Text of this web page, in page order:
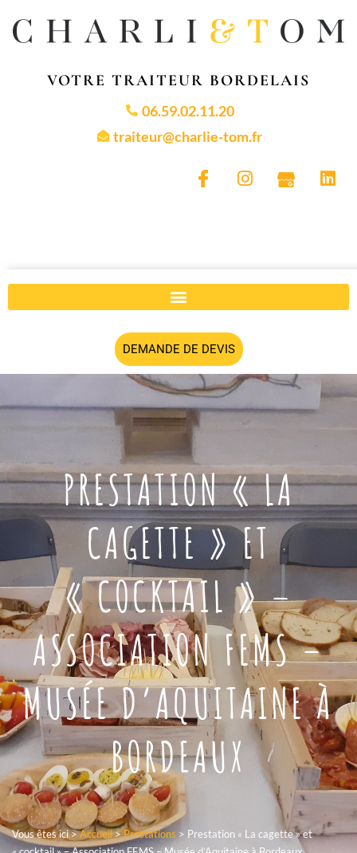
VOTRE TRAITEUR BORDELAIS
06.59.02.11.20
traiteur@charlie-tom.fr
DEMANDE DE DEVIS
PRESTATION « LA
CAGETTE » ET
« COCKTAIL » –
ASSOCIATION FEMS –
MUSÉE D’AQUITAINE À
BORDEAUX
Vous êtes ici >Accueil>Prestations > Prestation « La cagette » et